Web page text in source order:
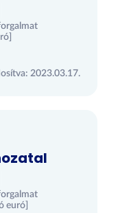
2023.03.17.
euró]